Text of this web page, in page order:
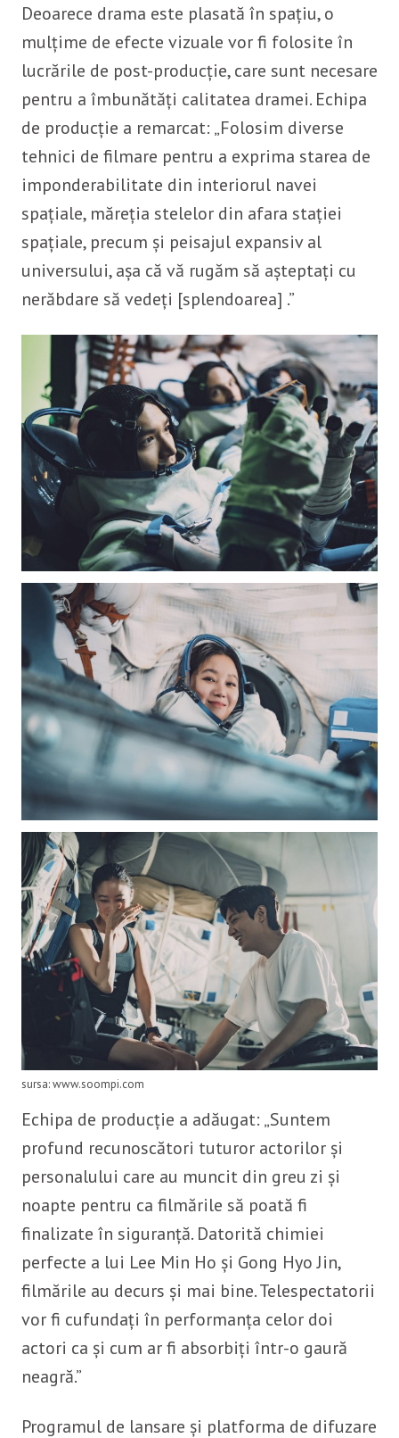
Deoarece drama este plasată în spațiu, o
mulțime de efecte vizuale vor fi folosite în
lucrările de post-producție, care sunt necesare
pentru a îmbunătăți calitatea dramei. Echipa
de producție a remarcat: „Folosim diverse
tehnici de filmare pentru a exprima starea de
imponderabilitate din interiorul navei
spațiale, măreția stelelor din afara stației
spațiale, precum și peisajul expansiv al
universului, așa că vă rugăm să așteptați cu
nerăbdare să vedeți [splendoarea] .”
sursa: www.soompi.com
Echipa de producție a adăugat: „Suntem
profund recunoscători tuturor actorilor și
personalului care au muncit din greu zi și
noapte pentru ca filmările să poată fi
finalizate în siguranță. Datorită chimiei
perfecte a lui Lee Min Ho și Gong Hyo Jin,
filmările au decurs și mai bine. Telespectatorii
vor fi cufundați în performanța celor doi
actori ca și cum ar fi absorbiți într-o gaură
neagră.”
Programul de lansare și platforma de difuzare